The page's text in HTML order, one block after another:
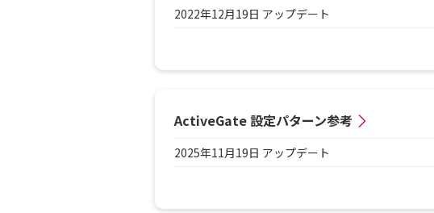
2022年12月19日 アップデート
ActiveGate 設定パターン参考
2025年11月19日 アップデート